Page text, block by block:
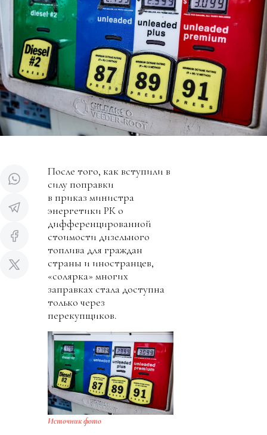
После того, как вступили в
силу поправки
в приказ министра
энергетики РК о
дифференцированной
стоимости дизельного
топлива для граждан
страны и иностранцев,
«солярка» многих
заправках стала доступна
только через
перекупщиков.
Источник фото